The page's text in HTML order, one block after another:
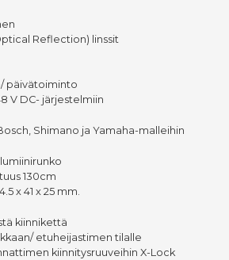
Reflection) linssit
päivätoiminto
V DC- järjestelmiin
Shimano ja Yamaha-malleihin
130cm
x 41 x 25 mm.
kiinnikettä
etuheijastimen tilalle
kiinnitysruuveihin X-Lock